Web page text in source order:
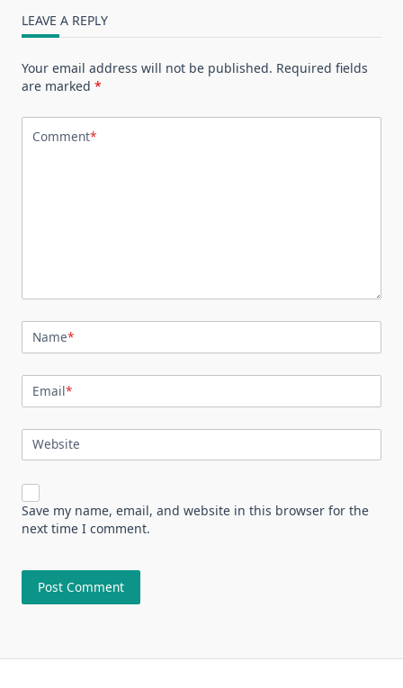
LEAVE A REPLY
Your email address will not be published. Required fields
are marked *
Comment*
Name*
Email*
Website
Save my name, email, and website in this browser for the
next time I comment.